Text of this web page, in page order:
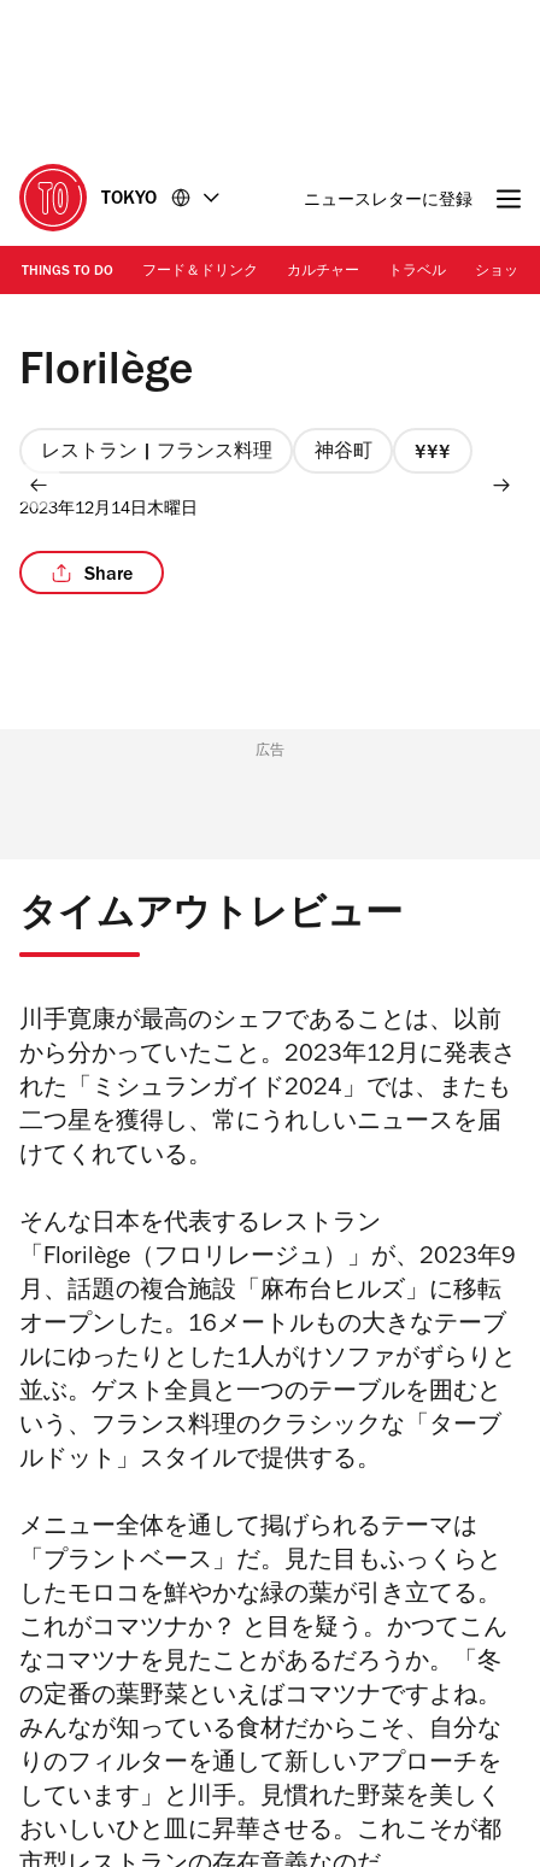
に
移
動
移
動
TOKYO ニュースレターに登録
THINGS TO DO フード＆ドリンク カルチャー トラベル ショッピ
Photo: Keisuke Tanigawa | Florilège
Florilège
レストラン | フランス料理 神谷町
価
2023年12月14日木曜日
Share
広告
タイムアウトレビュー
川手寛康が最高のシェフであることは、以前
から分かっていたこと。2023年12月に発表さ
れた「ミシュランガイド2024」では、またも
二つ星を獲得し、常にうれしいニュースを届
けてくれている。
そんな日本を代表するレストラン
「Florilège（フロリレージュ） 」が、2023年9
月、話題の複合施設「麻布台ヒルズ」に移転
オープンした。16メートルもの大きなテーブ
ルにゆったりとした1人がけソファがずらりと
並ぶ。ゲスト全員と一つのテーブルを囲むと
いう、フランス料理のクラシックな「ターブ
ルドット」スタイルで提供する。
メニュー全体を通して掲げられるテーマは
「プラントベース」だ。見た目もふっくらと
したモロコを鮮やかな緑の葉が引き立てる。
これがコマツナか？ と目を疑う。かつてこん
なコマツナを見たことがあるだろうか。「冬
の定番の葉野菜といえばコマツナですよね。
みんなが知っている食材だからこそ、自分な
りのフィルターを通して新しいアプローチを
しています」と川手。見慣れた野菜を美しく
おいしいひと皿に昇華させる。これこそが都